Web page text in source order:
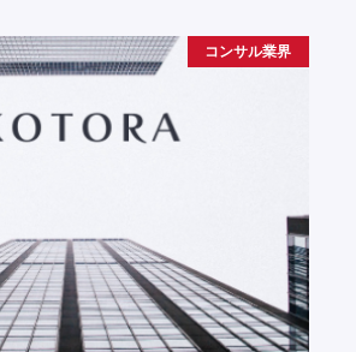
コンサル業界